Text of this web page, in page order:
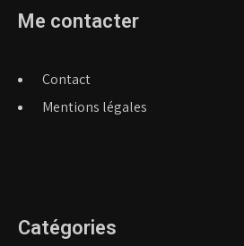
Me contacter
Contact
Mentions légales
Catégories